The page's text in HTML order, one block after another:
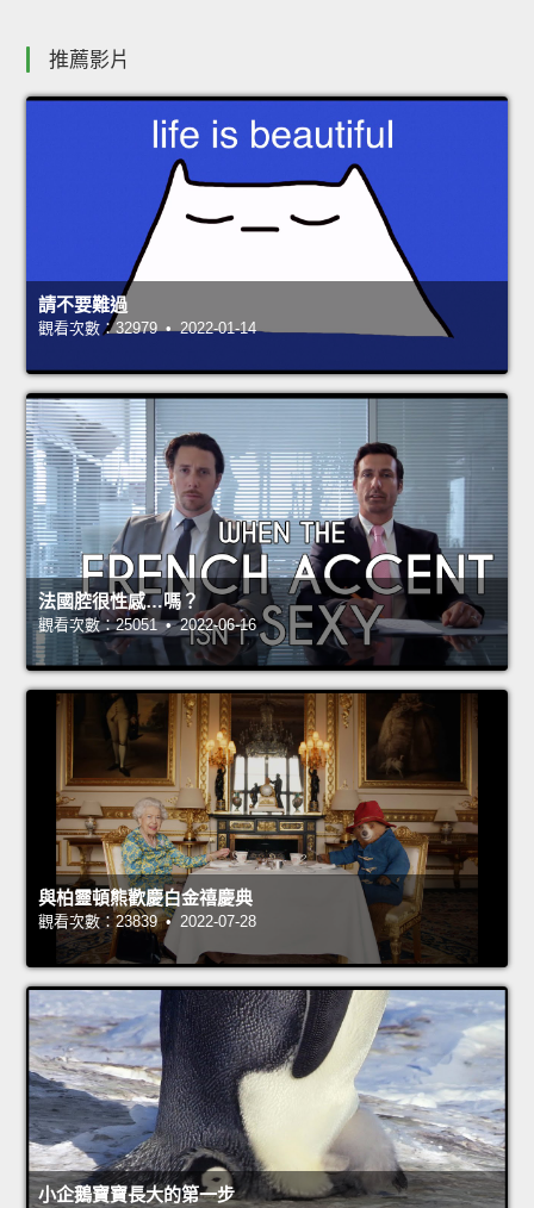
推薦影片
請不要難過
觀看次數：32979 • 2022-01-14
法國腔很性感…嗎？
觀看次數：25051 • 2022-06-16
與柏靈頓熊歡慶白金禧慶典
觀看次數：23839 • 2022-07-28
小企鵝寶寶長大的第一步